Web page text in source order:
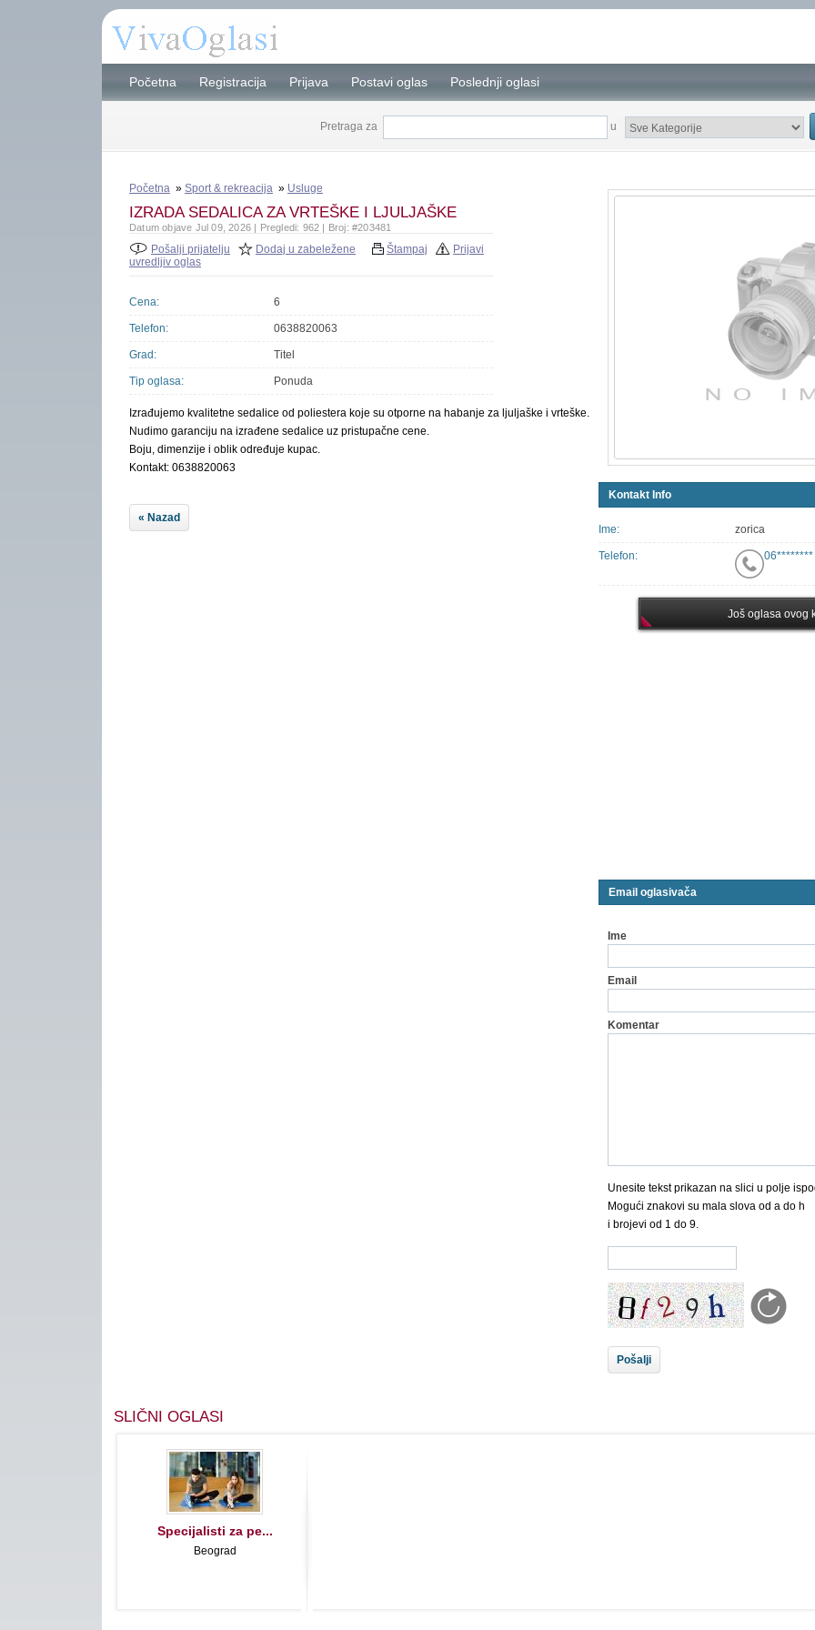
Početna Registracija Prijava Postavi oglas Poslednji oglasi
Pretraga za u
Početna » Sport & rekreacija » Usluge
IZRADA SEDALICA ZA VRTEŠKE I LJULJAŠKE
Datum objave Jul 09, 2026 | Pregledi: 962 | Broj: #203481
Pošalji prijatelju Dodaj u zabeležene Štampaj
Prijavi
uvredljiv oglas
Cena: 6
Telefon: 0638820063
Grad: Titel
Tip oglasa: Ponuda
Izrađujemo kvalitetne sedalice od poliestera koje su otporne na habanje za ljuljaške i vrteške.
Nudimo garanciju na izrađene sedalice uz pristupačne cene.
Boju, dimenzije i oblik određuje kupac.
Kontakt: 0638820063
« Nazad
Kontakt Info
Ime: zorica
Telefon: 06********
Još oglasa ovog
Email oglasivača
Ime
Email
Komentar
Unesite tekst prikazan na slici u polje
Mogući znakovi su mala slova od a do h
i brojevi od 1 do 9.
SLIČNI OGLASI
Specijalisti za pe...
Beograd